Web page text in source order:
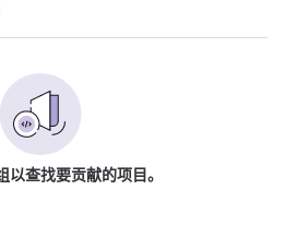
以查找要贡献的项目。